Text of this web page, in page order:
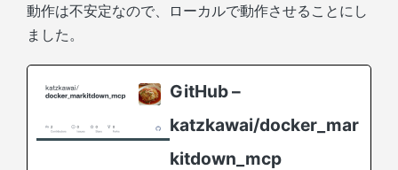
動作は不安定なので、ローカルで動作させることにし
ました。
GitHub –
katzkawai/docker_mar
kitdown_mcp